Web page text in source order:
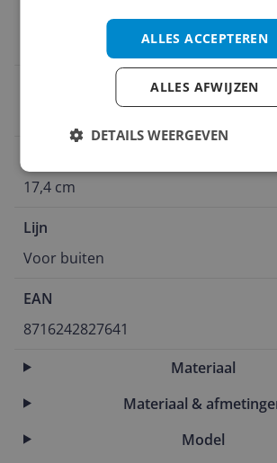
17,4 cm
Lijn
Voor buiten
EAN
8716242827641
Materiaal
Materiaal &
Model
ALLES ACCEPTEREN
ALLES AFWIJZEN
DETAILS WEERGEVEN